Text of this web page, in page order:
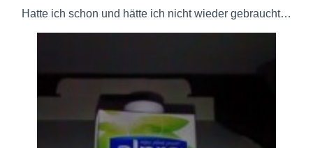
Hatte ich schon und hätte ich nicht wieder gebraucht…